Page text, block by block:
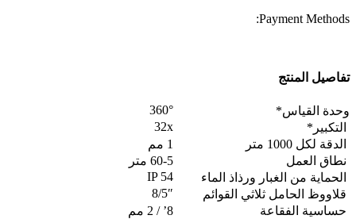
Payment Methods:
تفاصيل المنتج
وحدة القياس*
التكبير*
الدقة لكل 1000 متر
نطاق العمل
الحماية من الغبار ورذاذ الماء
قلاووظ الحامل ثلاثي القوائم
حساسية الفقاعة